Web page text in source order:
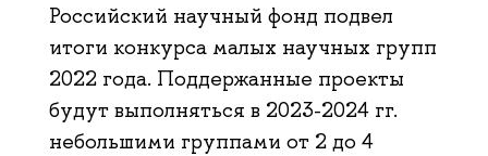
Российский научный фонд подвел
итоги конкурса малых научных групп
2022 года. Поддержанные проекты
будут выполняться в 2023-2024 гг.
небольшими группами от 2 до 4